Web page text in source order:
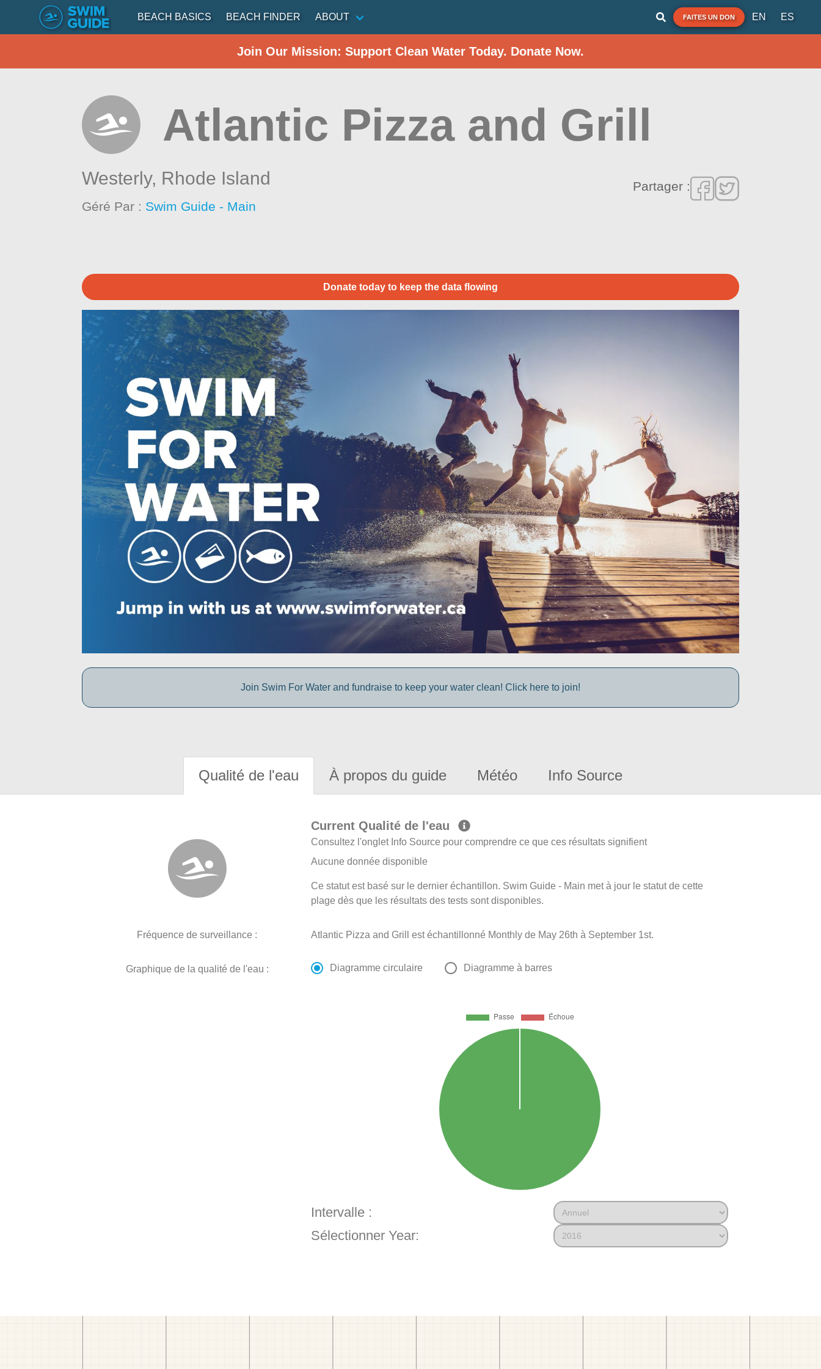
BEACH BASICS BEACH FINDER ABOUT FAITES UN DON EN ES
Join Our Mission: Support Clean Water Today. Donate Now.
Atlantic Pizza and Grill
Westerly, Rhode Island
Géré Par : Swim Guide - Main
Partager :
Donate today to keep the data flowing
Join Swim For Water and fundraise to keep your water clean! Click here to join!
Qualité de l'eau À propos du guide Météo Info Source
Current Qualité de l'eau
Consultez l'onglet Info Source pour comprendre ce que ces résultats signifient
Aucune donnée disponible
Ce statut est basé sur le dernier échantillon. Swim Guide - Main met à jour le statut de cette
plage dès que les résultats des tests sont disponibles.
Fréquence de surveillance : Atlantic Pizza and Grill est échantillonné Monthly de May 26th à September 1st.
Graphique de la qualité de l'eau : Diagramme circulaire Diagramme à barres
Intervalle :
Sélectionner Year: